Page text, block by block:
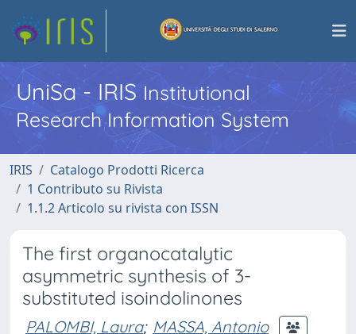
UniSa - IRISInstitutional
Research Information System
IRIS
Catalogo Prodotti Ricerca
1 Contributo su Rivista
1.1.2 Articolo su rivista con ISSN
The first organocatalytic
asymmetric synthesis of 3-
substituted isoindolinones
PALOMBI, Laura; MASSA, Antonio